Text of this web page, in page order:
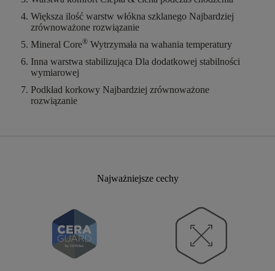
Większa ilość warstw włókna szklanego Najbardziej
zrównoważone rozwiązanie
Mineral Core® Wytrzymała na wahania temperatury
Inna warstwa stabilizująca Dla dodatkowej stabilności
wymiarowej
Podkład korkowy Najbardziej zrównoważone
rozwiązanie
Najważniejsze cechy